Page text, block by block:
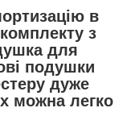
в
з
для
подушки
дуже
можна легко